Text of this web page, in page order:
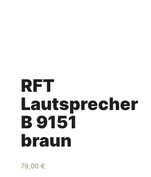
RFT
Lautsprecher
B 9151
braun
79,00 €